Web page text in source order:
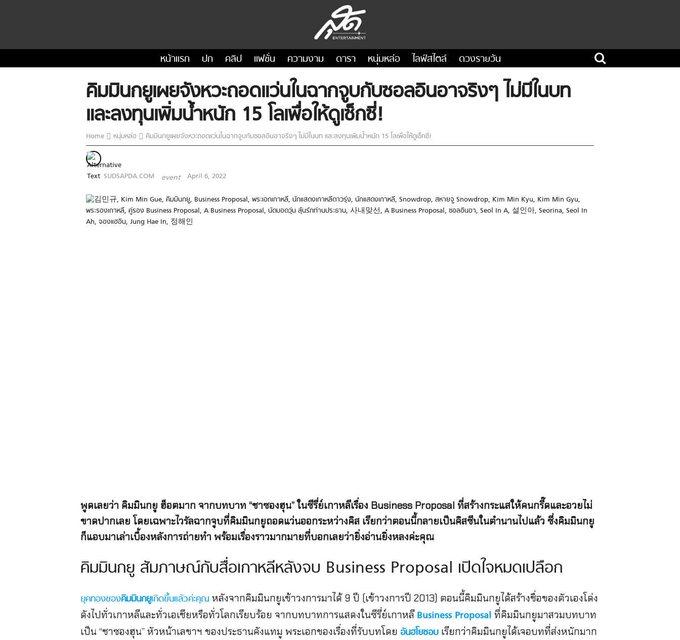
หน้าแรก ปก คลิป แฟชั่น ความงาม ดารา หนุ่มหล่อ ไลฟ์สไตล์ ดวงรายวัน
คิมมินกยูเผยจังหวะถอดแว่นในฉากจูบกับซอลอินอาจริงๆ ไม่มีในบท
และลงทุนเพิ่มน้ำหนัก 15 โลเพื่อให้ดูเซ็กซี่!
Home หนุ่มหล่อ คิมมินกยูเผยจังหวะถอดแว่นในฉากจูบกับซอลอินอาจริงๆ ไม่มีในบท และลงทุนเพิ่มน้ำหนัก 15 โลเพื่อให้ดูเซ็กซี่!
SUDSAPDA.COM event April 6, 2022
พูดเลยว่า คิมมินกยู ฮ็อตมาก จากบทบาท “ชาซองฮุน” ในซีรี่ย์เกาหลีเรื่อง Business Proposal ที่สร้างกระแสให้คนกรี๊ดและอวยไม่
ขาดปากเลย โดยเฉพาะไวรัลฉากจูบที่คิมมินกยูถอดแว่นออกระหว่างคิส เรียกว่าตอนนี้กลายเป็นคิสซีนในตำนานไปแล้ว ซึ่งคิมมินกยู
ก็แอบมาเล่าเบื้องหลังการถ่ายทำ พร้อมเรื่องราวมากมายที่บอกเลยว่ายิ่งอ่านยิ่งหลงค่ะคุณ
คิมมินกยู สัมภาษณ์กับสื่อเกาหลีหลังจบ Business Proposal เปิดใจหมดเปลือก
ยุคทองของคิมมินกยูเกิดขึ้นแล้วค่ะคุณ หลังจากคิมมินกยูเข้าวงการมาได้ 9 ปี (เข้าวงการปี 2013) ตอนนี้คิมมินกยูได้สร้างชื่อของตัวเองโด่ง
ดังไปทั่วเกาหลีและทั่วเอเชียหรือทั่วโลกเรียบร้อย จากบทบาทการแสดงในซีรี่ย์เกาหลี Business Proposal ทึ่คิมมินกยูมาสวมบทบาท
เป็น “ชาซองฮุน” หัวหน้าเลขาฯ ของประธานคังแทมู พระเอกของเรื่องที่รับบทโดย อันฮโยซอบเรียกว่าคิมมินกยูได้เจอบทที่ส่งหนักมาก